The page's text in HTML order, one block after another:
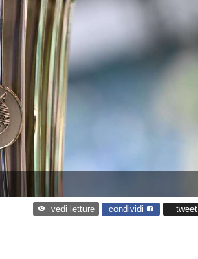
vedi letture condividi tweet